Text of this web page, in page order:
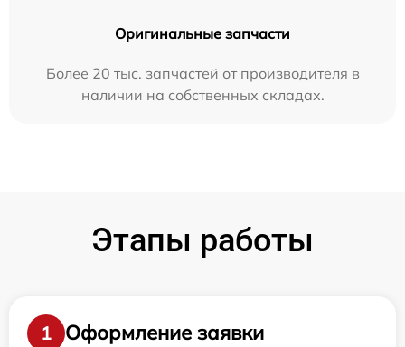
Оригинальные запчасти
Более 20 тыс. запчастей от производителя в
наличии на собственных складах.
Этапы работы
1
Оформление заявки